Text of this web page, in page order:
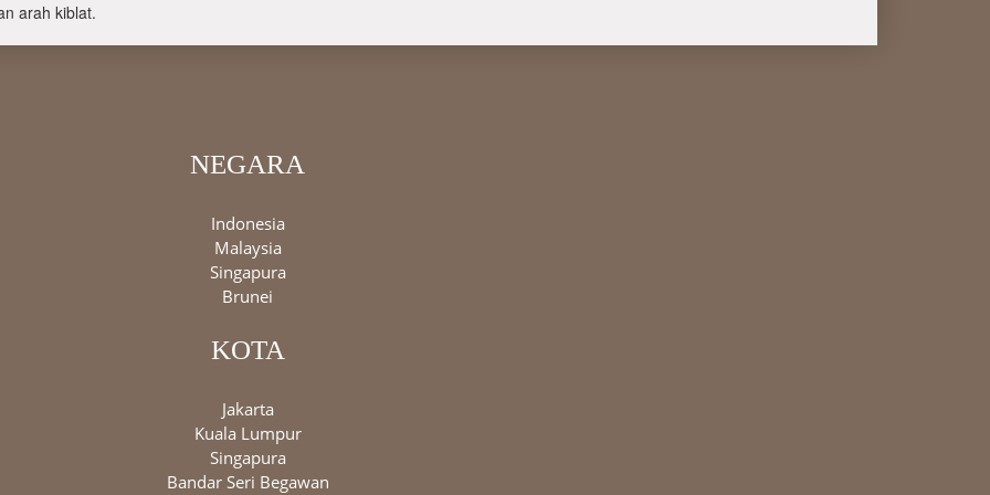
arah kiblat.
NEGARA
Indonesia
Malaysia
Singapura
Brunei
KOTA
Jakarta
Kuala Lumpur
Singapura
Bandar Seri Begawan